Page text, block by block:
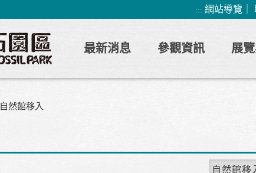
::: 網站導覽
最新消息 參觀資訊 展
自然館移入